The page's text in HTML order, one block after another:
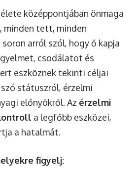
középpontjában önmaga
minden tett, minden
arról szól, hogy ő kapja
csodálatot és
eszköznek tekinti céljai
státuszról, érzelmi
előnyökről. Az érzelmi
a legfőbb eszközei,
a hatalmát.
figyelj: